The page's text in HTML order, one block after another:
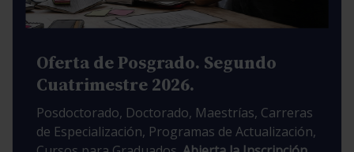
Oferta de Posgrado. Segundo
Cuatrimestre 2026.
Posdoctorado, Doctorado, Maestrías, Carreras
de Especialización, Programas de Actualización,